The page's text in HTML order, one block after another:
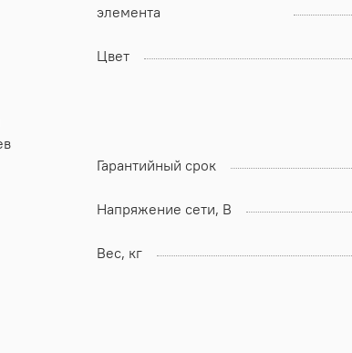
элемента
Цвет
Гарантийный срок
Напряжение сети, В
Вес, кг